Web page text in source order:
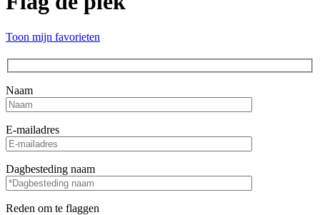
Toon mijn favorieten
Naam
E-mailadres
Dagbesteding naam
Reden om te flaggen